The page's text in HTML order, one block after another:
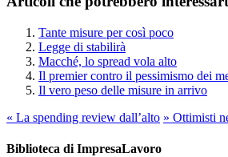
Tante misure per così poco
Legge di stabilirà
Macché, lo spread vola alto
Il premier contro il pessimismo dei
Il vero peso delle misure in arrivo
« La spending review dall’alto » Ottimisti
Biblioteca di ImpresaLavoro